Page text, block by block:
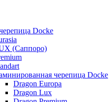
Docke
(Саппоро)
черепица Docke
Dragon Europa
Dragon Lux